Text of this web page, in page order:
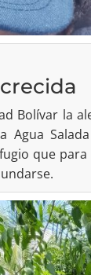
Bolívar la
Agua
que